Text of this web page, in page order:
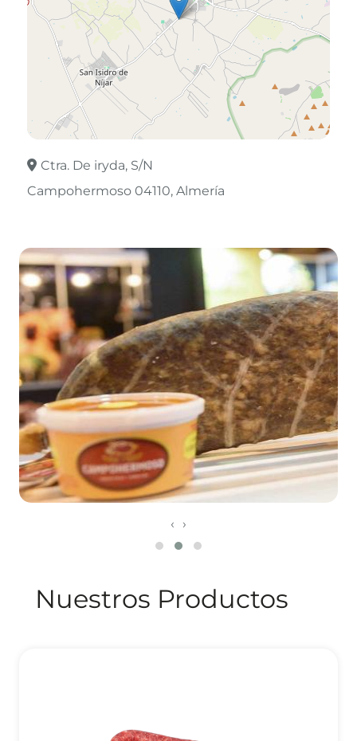
Leaflet © OpenStreetMapcontributors
Ctra. De iryda, S/N
Campohermoso 04110 Almería
‹ ›
Nuestros Productos